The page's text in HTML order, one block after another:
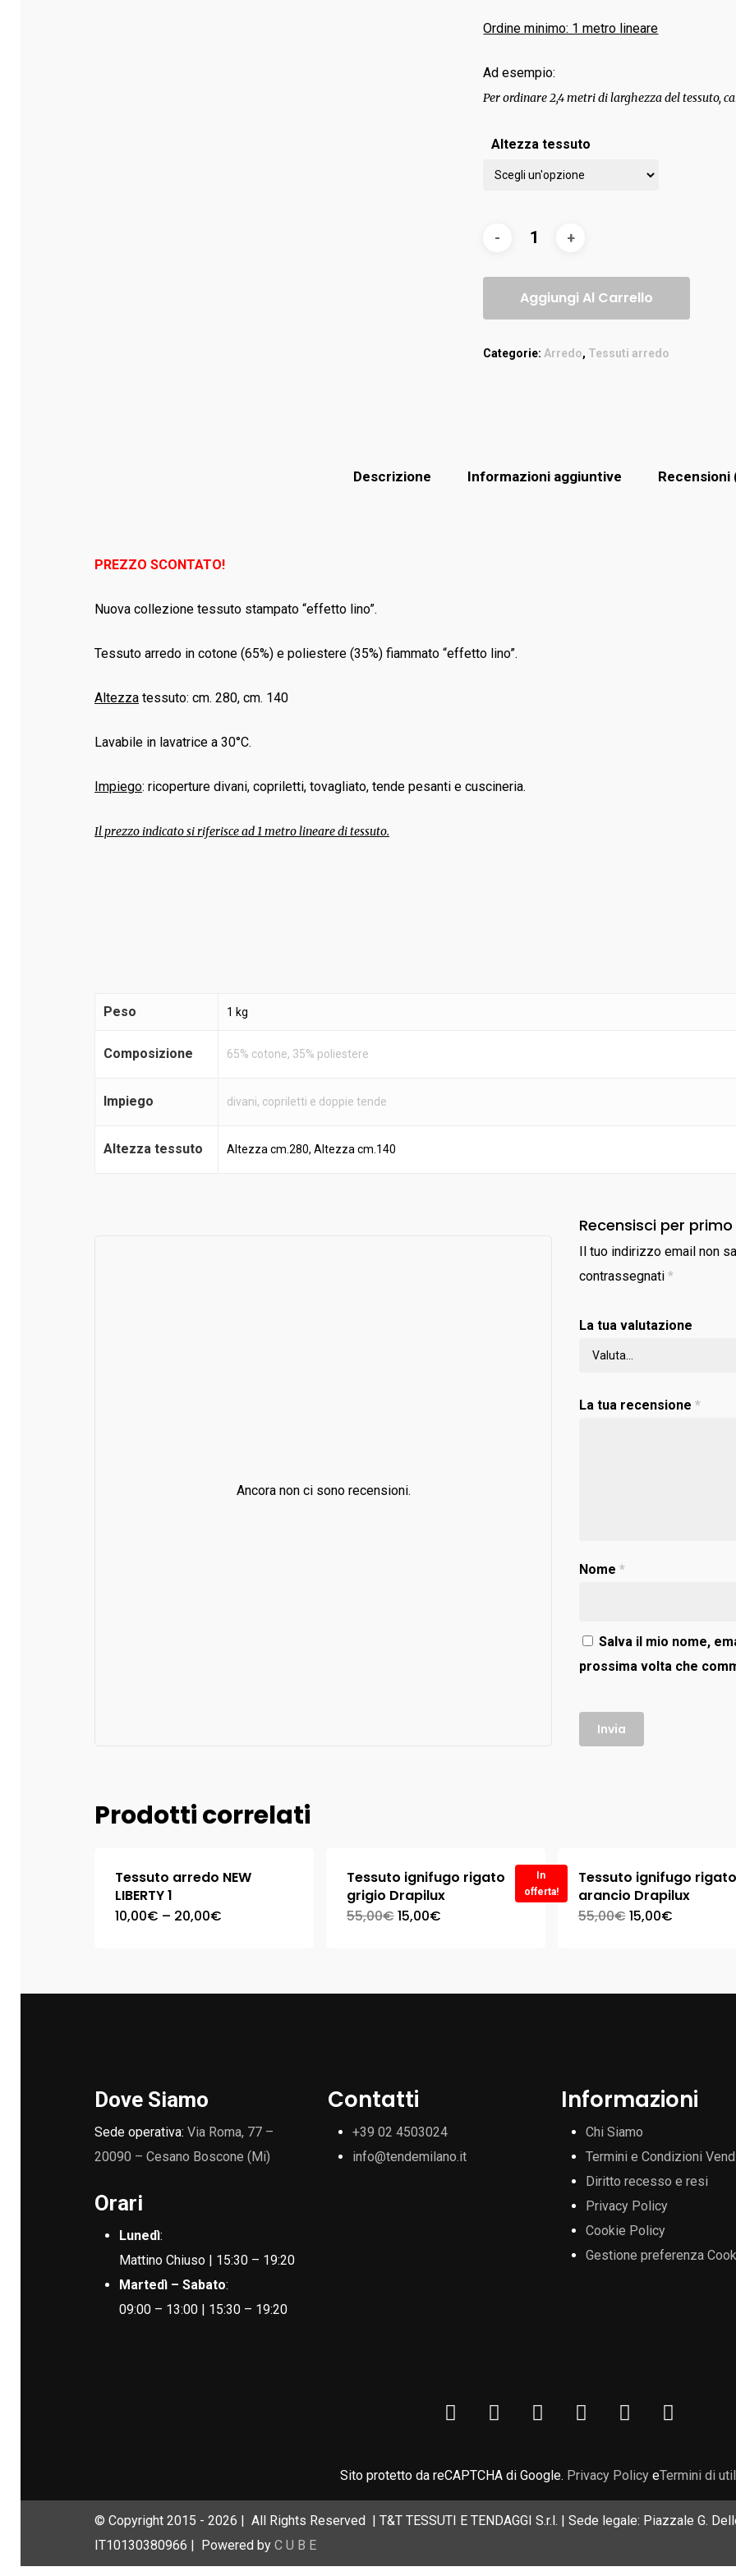
Ordine minimo: 1 metro lineare
Ad esempio:
Per ordinare 2,4 metri di larghezza del tessuto,
Altezza tessuto
Aggiungi Al Carrello
Categorie: Arredo, Tessuti arredo
Descrizione Informazioni aggiuntive Recensioni
PREZZO SCONTATO!
Nuova collezione tessuto stampato “effetto lino”.
Tessuto arredo in cotone (65%) e poliestere (35%) fiammato “effetto lino”.
Altezza tessuto: cm. 280, cm. 140
Lavabile in lavatrice a 30°C.
Impiego: ricoperture divani, copriletti, tovagliato, tende pesanti e cuscineria.
Il prezzo indicato si riferisce ad 1 metro lineare di tessuto.
Peso 1 kg
Composizione 65% cotone, 35% poliestere
Impiego divani, copriletti e doppie tende
Altezza tessuto Altezza cm.280, Altezza cm.140
Ancora non ci sono recensioni.
Recensisci per primo
Il tuo indirizzo email non
contrassegnati*
La tua valutazione
La tua recensione*
Nome*
Salva il mio nome,
prossima volta che
Prodotti correlati
Tessuto arredo NEW
LIBERTY 1
10,00€ – 20,00€
In
offerta!
Tessuto ignifugo rigato
grigio Drapilux
55,00€15,00€
Tessuto ignifugo rigato
arancio Drapilux
55,00€15,00€
Dove Siamo
Sede operativa:Via Roma, 77 –
20090 – Cesano Boscone (Mi)
Orari
Lunedì:
Mattino Chiuso | 15:30 – 19:20
Martedì – Sabato:
09:00 – 13:00 | 15:30 – 19:20
Contatti
+39 02 4503024
info@tendemilano.it
Informazioni
Chi Siamo
Termini e Condizioni
Diritto recesso e resi
Privacy Policy
Cookie Policy
Gestione preferenza
Sito protetto da reCAPTCHA di Google. Privacy Policy eTermini di
© Copyright 2015 -2026 | All Rights Reserved | T&T TESSUTI E TENDAGGI S.r.l. | Sede legale: Piazzale G.
IT10130380966 | Powered byC U B E